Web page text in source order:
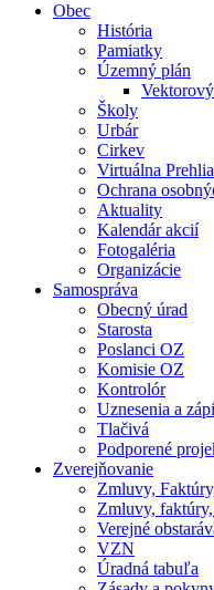
Obec
História
Pamiatky
Územný plán
Školy
Urbár
Cirkev
Virtuálna
Ochrana
Aktuality
Kalendár akcií
Fotogaléria
Organizácie
Samospráva
Obecný úrad
Starosta
Poslanci OZ
Komisie OZ
Kontrolór
Uznesenia a
Tlačivá
Podporené
Zverejňovanie
Zmluvy,
Zmluvy,
Verejné
VZN
Úradná tabuľa